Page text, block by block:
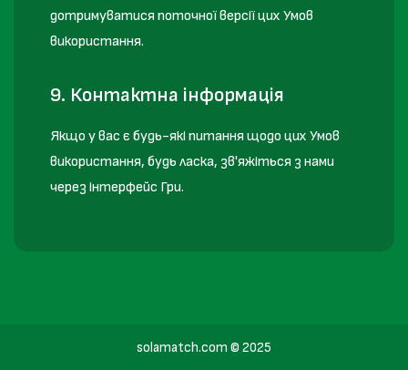
дотримуватися поточної версії цих Умов
використання.
9. Контактна інформація
Якщо у вас є будь-які питання щодо цих Умов
використання, будь ласка, зв'яжіться з нами
через інтерфейс Гри.
solamatch.com © 2025